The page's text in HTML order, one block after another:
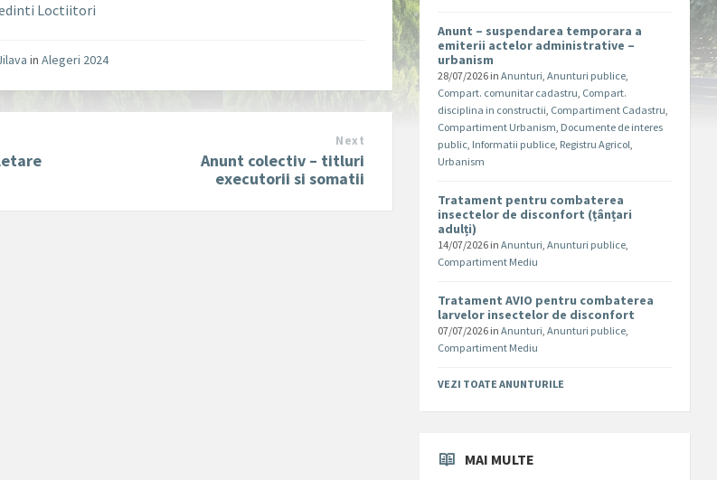
Loctiitori
inAlegeri 2024
Next
Anunt colectiv – titluri
executorii si somatii
Anunt – suspendarea temporara a
emiterii actelor administrative –
urbanism
28/07/2026 inAnunturi,Anunturi publice,
Compart. comunitar cadastru, Compart.
disciplina in constructii, Compartiment Cadastru,
Compartiment Urbanism, Documente de interes
public, Informatii publice, Registru Agricol,
Urbanism
Tratament pentru combaterea
insectelor de disconfort (țânțari
adulți)
14/07/2026 inAnunturi,Anunturi publice,
Compartiment Mediu
Tratament AVIO pentru combaterea
larvelor insectelor de disconfort
07/07/2026 inAnunturi,Anunturi publice,
Compartiment Mediu
VEZI TOATE ANUNTURILE
MAI MULTE